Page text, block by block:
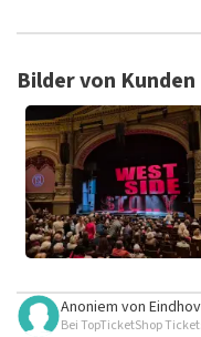
TopTicketShop
veröffentlicht. Es kann
Bilder von Kunden
Anoniem von
Bei TopTicketShop